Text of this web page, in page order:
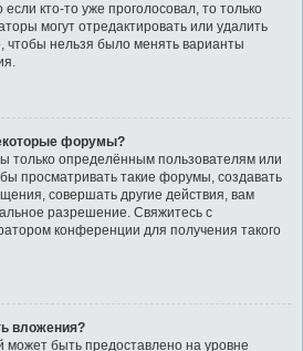
кто-то уже проголосовал, то только
могут отредактировать или удалить
чтобы нельзя было менять варианты
форумы?
только определённым пользователям или
просматривать такие форумы, создавать
совершать другие действия, вам
разрешение. Свяжитесь с
конференции для получения такого
вложения?
быть предоставлено на уровне